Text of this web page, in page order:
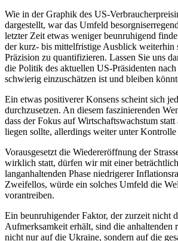
Wie in der Graphik des US-
dargestellt, war das Umfeld
letzter Zeit etwas weniger beunruhigend
der kurz- bis mittelfristige Ausblick weiterhin
Präzision zu quantifizieren. Lassen Sie uns
die Politik des aktuellen US-Präsidenten
schwierig einzuschätzen ist und bleiben
Ein etwas positiverer Konsens scheint sich
durchzusetzen. An diesem faszinierenden
dass der Fokus auf Wirtschaftswachstum
liegen sollte, allerdings weiter unter
Vorausgesetzt die Wiedereröffnung der
wirklich statt, dürfen wir mit einer
langanhaltenden Phase niedrigerer
Zweifellos, würde ein solches Umfeld die
vorantreiben.
Ein beunruhigender Faktor, der zurzeit nicht
Aufmerksamkeit erhält, sind die anhaltenden
nicht nur auf die Ukraine, sondern auf die